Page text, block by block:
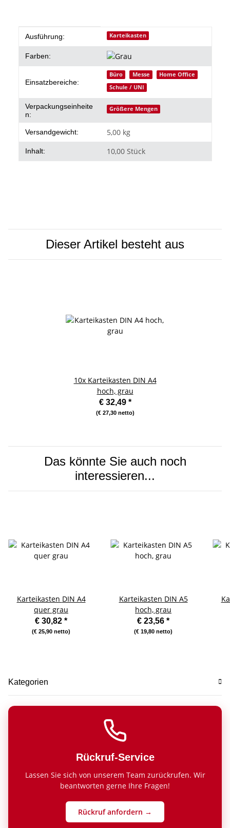
Produkteigenschaft
Wert
Ausführung: Karteikasten
Farben:
Einsatzbereiche:
Büro Messe
Home Office
Schule / UNI
Verpackungseinheite
n:
Größere Mengen
Versandgewicht: 5,00 kg
Inhalt: 10,00 Stück
Dieser Artikel besteht aus
10x Karteikasten DIN A4
hoch, grau
€ 32,49 *
(€ 27,30 netto)
Das könnte Sie auch noch
interessieren...
Karteikasten DIN A4
quer grau
€ 30,82 *
(€ 25,90 netto)
Karteikasten DIN A5
hoch, grau
€ 23,56 *
(€ 19,80 netto)
Kategorien
Rückruf-Service
Lassen Sie sich von unserem Team zurückrufen. Wir
beantworten gerne Ihre Fragen!
Rückruf anfordern →